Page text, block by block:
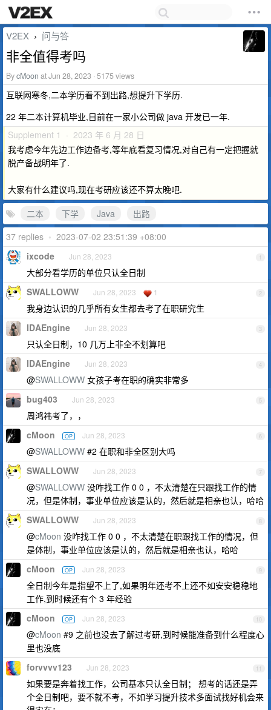
V2EX › 问与答
非全值得考吗
BycMoon at Jun 28, 2023 · 5175 views
互联网寒冬,二本学历看不到出路,想提升下学历.
22 年二本计算机毕业,目前在一家小公司做 java 开发已一年.
Supplement 1 · 2023 年 6 月 28 日
我考虑今年先边工作边备考,等年底看复习情况,对自己有一定把握就
脱产备战明年了.
大家有什么建议吗,现在考研应该还不算太晚吧.
二本
下学 Java
出路
37 replies • 2023-07-02 23:51:39 +08:00
1
ixcode Jun 28, 2023
大部分看学历的单位只认全日制
2
SWALLOWW Jun 28, 2023 1
我身边认识的几乎所有女生都去考了在职研究生
3
IDAEngine Jun 28, 2023
只认全日制，10 几万上非全不划算吧
4
IDAEngine Jun 28, 2023
@SWALLOWW 女孩子考在职的确实非常多
5
bug403 Jun 28, 2023
周鸿祎考了，，
6
cMoon OP Jun 28, 2023
@SWALLOWW #2 在职和非全区别大吗
7
SWALLOWW Jun 28, 2023
@SWALLOWW 没咋找工作 0 0 ，不太清楚在只跟找工作的情
况，但是体制，事业单位应该是认的，然后就是相亲也认，哈哈
8
SWALLOWW Jun 28, 2023
@cMoon 没咋找工作 0 0 ，不太清楚在职跟找工作的情况，但
是体制，事业单位应该是认的，然后就是相亲也认，哈哈
9
cMoon OP Jun 28, 2023
全日制今年是指望不上了,如果明年还考不上还不如安安稳稳地
工作,到时候还有个 3 年经验
10
cMoon OP Jun 28, 2023
@cMoon #9 之前也没去了解过考研,到时候能准备到什么程度心
里也没底
11
forvvvv123 Jun 28, 2023
如果要是奔着找工作，公司基本只认全日制； 想考的话还是弄
个全日制吧，要不就不考，不如学习提升技术多面试找好机会来